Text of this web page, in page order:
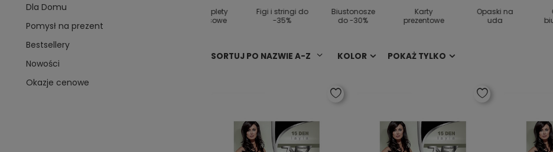
Dla Domu
Pomysł na prezent
Bestsellery
Nowości
Okazje cenowe
Kolanówki
damskie
Komplety
dresowe
Figi i stringi do
-35%
Biustonosze
do -30%
Karty
prezentowe
Opaski na
uda
SORTUJ PO NAZWIE A-Z KOLOR POKAŻ TYLKO